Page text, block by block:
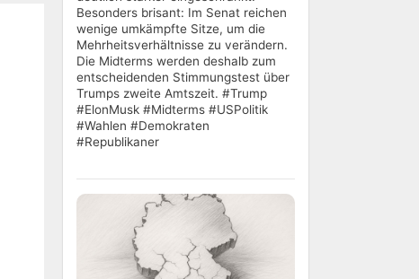
Besonders brisant: Im Senat reichen
wenige umkämpfte Sitze, um die
Mehrheitsverhältnisse zu verändern.
Die Midterms werden deshalb zum
entscheidenden Stimmungstest über
Trumps zweite Amtszeit. #Trump
#ElonMusk #Midterms #USPolitik
#Wahlen #Demokraten
#Republikaner